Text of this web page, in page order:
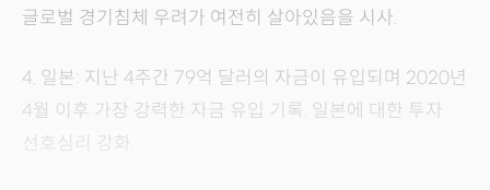
글로벌 경기침체 우려가 여전히 살아있음을 시사.
4. 일본: 지난 4주간 79억 달러의 자금이 유입되며 2020년
4월 이후 가장 강력한 자금 유입 기록. 일본에 대한 투자
선호심리 강화.